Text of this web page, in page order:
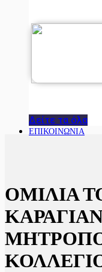
Δείτε τα όλα
ΕΠΙΚΟΙΝΩΝΙΑ
ΟΜΙΛΙΑ